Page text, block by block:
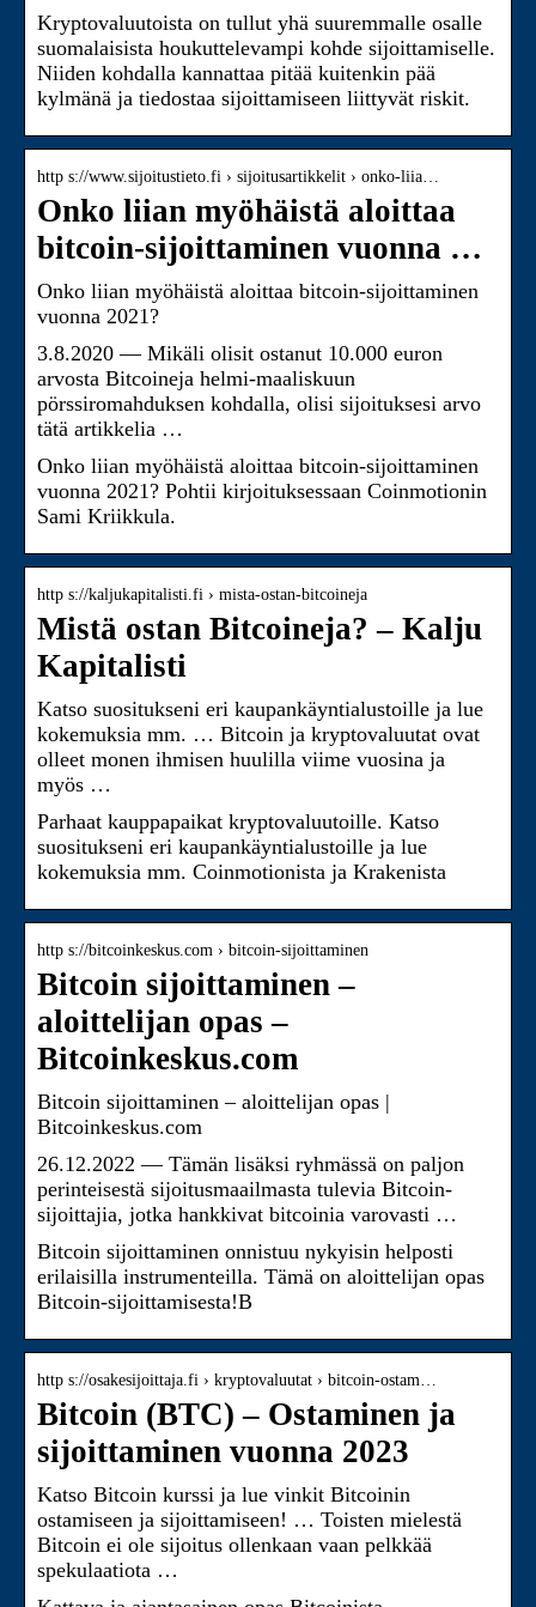
Kryptovaluutoista on tullut yhä suuremmalle osalle
suomalaisista houkuttelevampi kohde sijoittamiselle.
Niiden kohdalla kannattaa pitää kuitenkin pää
kylmänä ja tiedostaa sijoittamiseen liittyvät riskit.
http s://www.sijoitustieto.fi › sijoitusartikkelit › onko-liia…
Onko liian myöhäistä aloittaa
bitcoin-sijoittaminen vuonna …
Onko liian myöhäistä aloittaa bitcoin-sijoittaminen
vuonna 2021?
3.8.2020 — Mikäli olisit ostanut 10.000 euron
arvosta Bitcoineja helmi-maaliskuun
pörssiromahduksen kohdalla, olisi sijoituksesi arvo
tätä artikkelia …
Onko liian myöhäistä aloittaa bitcoin-sijoittaminen
vuonna 2021? Pohtii kirjoituksessaan Coinmotionin
Sami Kriikkula.
http s://kaljukapitalisti.fi › mista-ostan-bitcoineja
Mistä ostan Bitcoineja? – Kalju
Kapitalisti
Katso suositukseni eri kaupankäyntialustoille ja lue
kokemuksia mm. … Bitcoin ja kryptovaluutat ovat
olleet monen ihmisen huulilla viime vuosina ja
myös …
Parhaat kauppapaikat kryptovaluutoille. Katso
suositukseni eri kaupankäyntialustoille ja lue
kokemuksia mm. Coinmotionista ja Krakenista
http s://bitcoinkeskus.com › bitcoin-sijoittaminen
Bitcoin sijoittaminen –
aloittelijan opas –
Bitcoinkeskus.com
Bitcoin sijoittaminen – aloittelijan opas |
Bitcoinkeskus.com
26.12.2022 — Tämän lisäksi ryhmässä on paljon
perinteisestä sijoitusmaailmasta tulevia Bitcoin-
sijoittajia, jotka hankkivat bitcoinia varovasti …
Bitcoin sijoittaminen onnistuu nykyisin helposti
erilaisilla instrumenteilla. Tämä on aloittelijan opas
Bitcoin-sijoittamisesta!B
http s://osakesijoittaja.fi › kryptovaluutat › bitcoin-ostam…
Bitcoin (BTC) – Ostaminen ja
sijoittaminen vuonna 2023
Katso Bitcoin kurssi ja lue vinkit Bitcoinin
ostamiseen ja sijoittamiseen! … Toisten mielestä
Bitcoin ei ole sijoitus ollenkaan vaan pelkkää
spekulaatiota …